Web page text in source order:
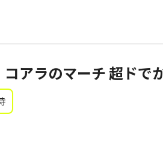
コアラのマーチ 超ド